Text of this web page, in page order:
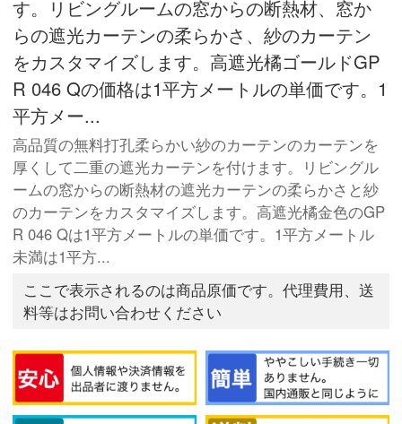
す。リビングルームの窓からの断熱材、窓か
らの遮光カーテンの柔らかさ、紗のカーテン
をカスタマイズします。高遮光橘ゴールドGP
R 046 Qの価格は1平方メートルの単価です。1
平方メー...
高品質の無料打孔柔らかい紗のカーテンのカーテンを
厚くして二重の遮光カーテンを付けます。リビングル
ームの窓からの断熱材の遮光カーテンの柔らかさと紗
のカーテンをカスタマイズします。高遮光橘金色のGP
R 046 Qは1平方メートルの単価です。1平方メートル
未満は1平方...
ここで表示されるのは商品原価です。代理費用、送
料等はお問い合わせください